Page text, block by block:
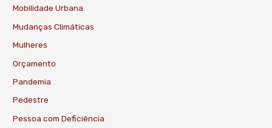
Mobilidade Urbana
Mudanças Climáticas
Mulheres
Orçamento
Pandemia
Pedestre
Pessoa com Deficiência